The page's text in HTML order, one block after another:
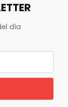
día